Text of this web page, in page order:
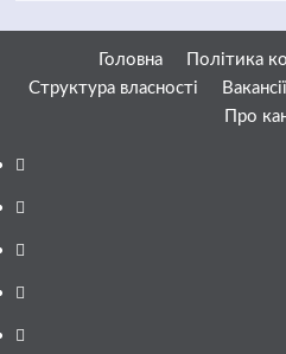
Головна
Політика
Структура власності
Вакансії
Про
Facebook
YouTube
Telegram
Instagram
Twitter